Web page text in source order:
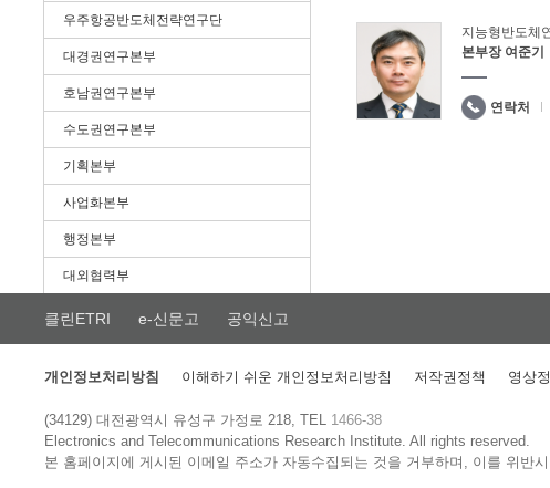
우주항공반도체전략연구단
대경권연구본부
호남권연구본부
수도권연구본부
기획본부
사업화본부
행정본부
대외협력부
지능형반도체
본부장 여준기
연락처
클린ETRI e-신문고 공익신고
개인정보처리방침 이해하기 쉬운 개인정보처리방침 저작권정책 영상
(34129) 대전광역시 유성구 가정로 218, TEL 1466-38
Electronics and Telecommunications Research Institute.All rights reserved.
본 홈페이지에 게시된 이메일 주소가 자동수집되는 것을 거부하며, 이를 위반